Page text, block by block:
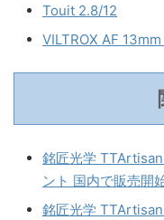
Touit 2.8/12
VILTROX AF 13mm
銘匠光学
ント 国内で販売開
銘匠光学